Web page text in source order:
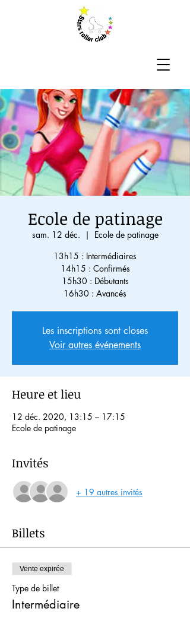
Ecole de patinage
sam. 12 déc.
  |
Ecole de patinage
13h15 : Intermédiaires
14h15 : Confirmés
15h30 : Débutants
16h30 : Avancés
Les inscriptions sont closes
Voir autres événements
Heure et lieu
12 déc. 2020, 13:15 – 17:15
Ecole de patinage
Invités
+ 19 autres invités
Billets
Vente expirée
Type de billet
Intermédiaire